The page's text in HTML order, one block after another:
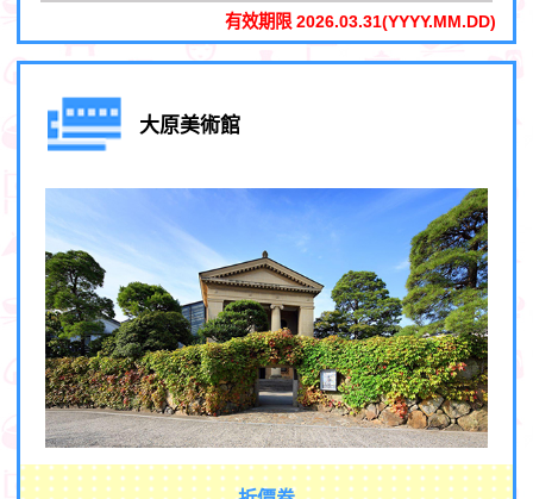
有效期限 2026.03.31(YYYY.MM.DD)
大原美術館